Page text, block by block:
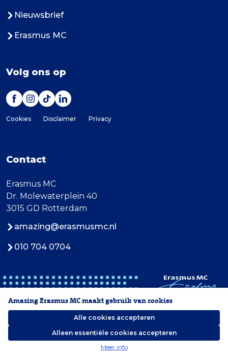
Nieuwsbrief
Erasmus MC
Volg ons op
Cookies Disclaimer Privacy
Contact
Erasmus MC
Dr. Molewaterplein 40
3015 GD Rotterdam
amazing@erasmusmc.nl
010 704 0704
2026 Erasmus MC
Amazing Erasmus MC maakt gebruik van cookies
Alle cookies accepteren
Alleen essentiële cookies accepteren
Meer info